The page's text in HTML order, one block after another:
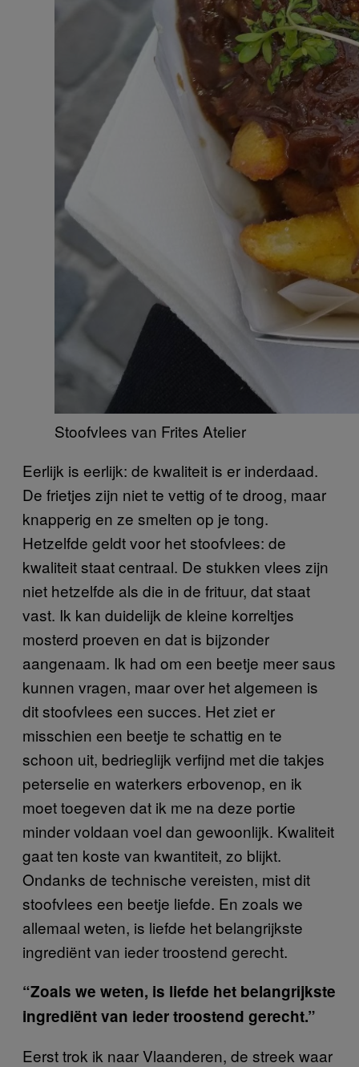
Stoofvlees van Frites Atelier
Eerlijk is eerlijk: de kwaliteit is er inderdaad.
De frietjes zijn niet te vettig of te droog, maar
knapperig en ze smelten op je tong.
Hetzelfde geldt voor het stoofvlees: de
kwaliteit staat centraal. De stukken vlees zijn
niet hetzelfde als die in de frituur, dat staat
vast. Ik kan duidelijk de kleine korreltjes
mosterd proeven en dat is bijzonder
aangenaam. Ik had om een beetje meer saus
kunnen vragen, maar over het algemeen is
dit stoofvlees een succes. Het ziet er
misschien een beetje te schattig en te
schoon uit, bedrieglijk verfijnd met die takjes
peterselie en waterkers erbovenop, en ik
moet toegeven dat ik me na deze portie
minder voldaan voel dan gewoonlijk. Kwaliteit
gaat ten koste van kwantiteit, zo blijkt.
Ondanks de technische vereisten, mist dit
stoofvlees een beetje liefde. En zoals we
allemaal weten, is liefde het belangrijkste
ingrediënt van ieder troostend gerecht.
“Zoals we weten, is liefde het belangrijkste
ingrediënt van ieder troostend gerecht.”
Eerst trok ik naar Vlaanderen, de streek waar